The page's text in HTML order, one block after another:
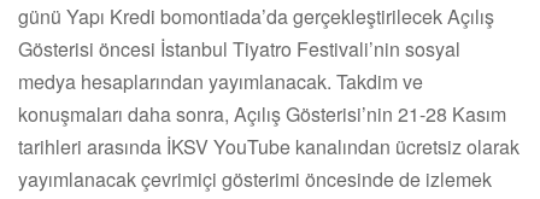
günü Yapı Kredi bomontiada’da gerçekleştirilecek Açılış
Gösterisi öncesi İstanbul Tiyatro Festivali’nin sosyal
medya hesaplarından yayımlanacak. Takdim ve
konuşmaları daha sonra, Açılış Gösterisi’nin 21-28 Kasım
tarihleri arasında İKSV YouTube kanalından ücretsiz olarak
yayımlanacak çevrimiçi gösterimi öncesinde de izlemek